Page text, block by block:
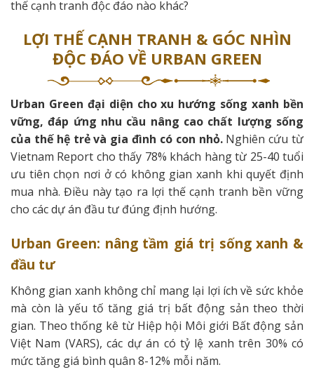
thế cạnh tranh độc đáo nào khác?
LỢI THẾ CẠNH TRANH & GÓC NHÌN
ĐỘC ĐÁO VỀ URBAN GREEN
Urban Green đại diện cho xu hướng sống xanh bền
vững, đáp ứng nhu cầu nâng cao chất lượng sống
của thế hệ trẻ và gia đình có con nhỏ.Nghiên cứu từ
Vietnam Report cho thấy 78% khách hàng từ 25-40 tuổi
ưu tiên chọn nơi ở có không gian xanh khi quyết định
mua nhà. Điều này tạo ra lợi thế cạnh tranh bền vững
cho các dự án đầu tư đúng định hướng.
Urban Green: nâng tầm giá trị sống xanh &
đầu tư
Không gian xanh không chỉ mang lại lợi ích về sức khỏe
mà còn là yếu tố tăng giá trị bất động sản theo thời
gian. Theo thống kê từ Hiệp hội Môi giới Bất động sản
Việt Nam (VARS), các dự án có tỷ lệ xanh trên 30% có
mức tăng giá bình quân 8-12% mỗi năm.